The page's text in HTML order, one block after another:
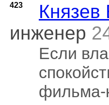
423
Князев
инженер
Если
фильма-